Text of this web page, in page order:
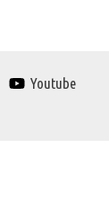
Youtube